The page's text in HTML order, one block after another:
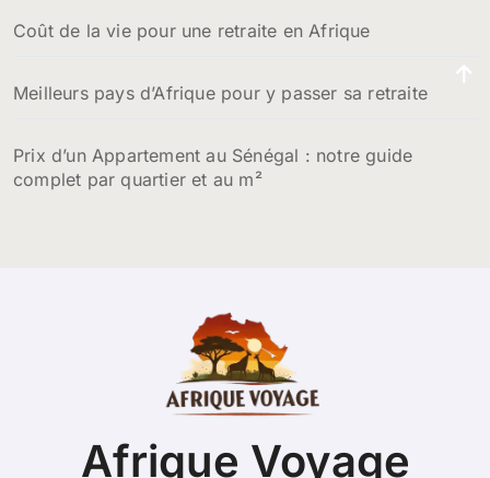
Coût de la vie pour une retraite en Afrique
Meilleurs pays d’Afrique pour y passer sa retraite
Prix d’un Appartement au Sénégal : notre guide
complet par quartier et au m²
Afrique Voyage